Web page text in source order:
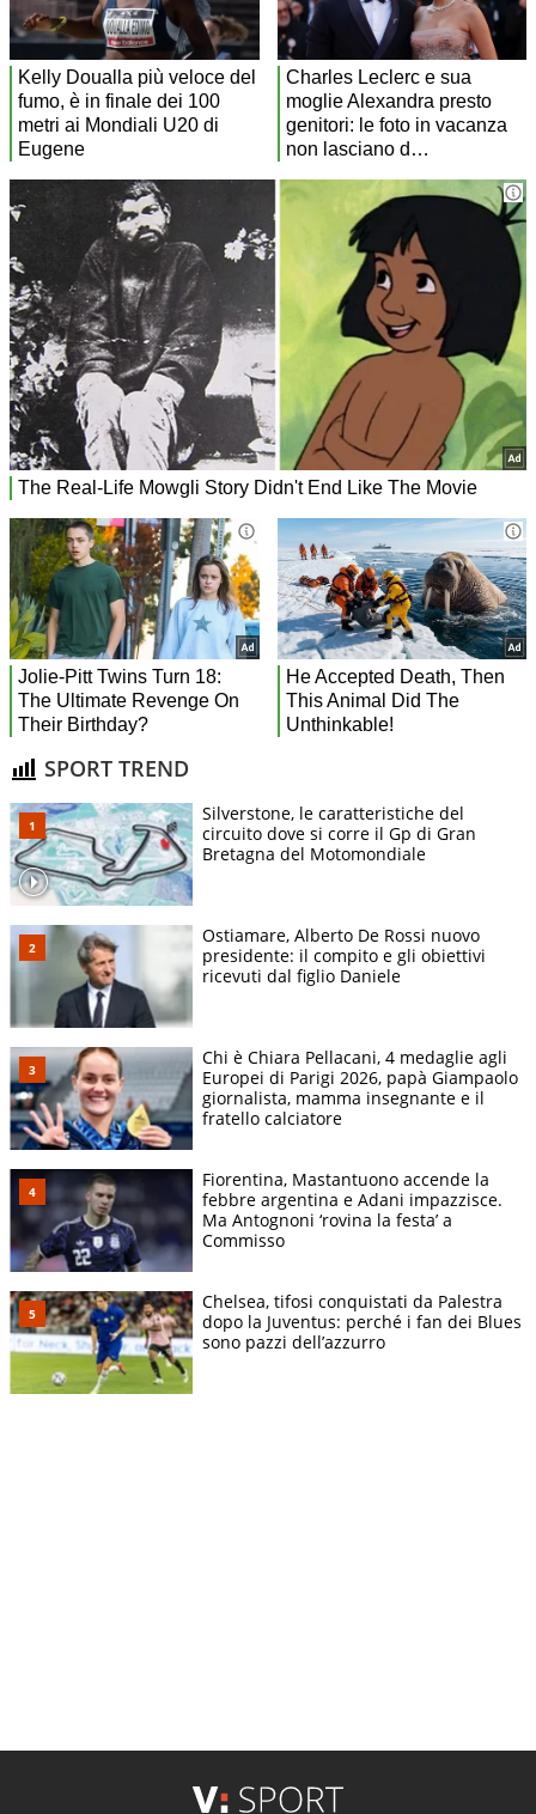
SPORT TREND
Silverstone, le caratteristiche del
circuito dove si corre il Gp di Gran
Bretagna del Motomondiale
Ostiamare, Alberto De Rossi nuovo
presidente: il compito e gli obiettivi
ricevuti dal figlio Daniele
Chi è Chiara Pellacani, 4 medaglie agli
Europei di Parigi 2026, papà Giampaolo
giornalista, mamma insegnante e il
fratello calciatore
Fiorentina, Mastantuono accende la
febbre argentina e Adani impazzisce.
Ma Antognoni ‘rovina la festa’ a
Commisso
Chelsea, tifosi conquistati da Palestra
dopo la Juventus: perché i fan dei Blues
sono pazzi dell’azzurro